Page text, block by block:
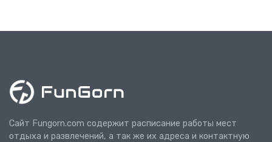
Сайт Fungorn.com содержит расписание работы мест
отдыха и развлечений, а так же их адреса и контактную